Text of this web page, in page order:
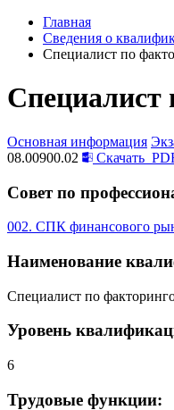
Главная
Сведения о
Специалист по
Специалист
Основная информация
08.00900.02
Скачать
Совет по
002. СПК финансового
Наименование
Специалист по
Уровень
6
Трудовые функции: